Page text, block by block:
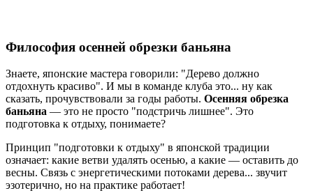
Философия осенней обрезки баньяна
Знаете, японские мастера говорили: "Дерево должно
отдохнуть красиво". И мы в команде клуба это... ну как
сказать, прочувствовали за годы работы. Осенняя обрезка
баньяна — это не просто "подстричь лишнее". Это
подготовка к отдыху, понимаете?
Принцип "подготовки к отдыху" в японской традиции
означает: какие ветви удалять осенью, а какие — оставить до
весны. Связь с энергетическими потоками дерева... звучит
эзотерично, но на практике работает!